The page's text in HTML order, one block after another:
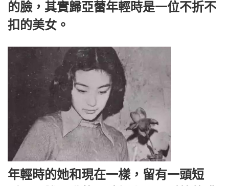
的臉，其實歸亞蕾年輕時是一位不折不
扣的美女。
年輕時的她和現在一樣，留有一頭短